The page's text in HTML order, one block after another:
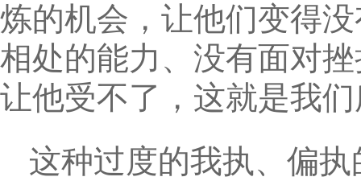
炼的机会，让他们变得
相处的能力、没有面对
让他受不了，这就是我
这种过度的我执、偏